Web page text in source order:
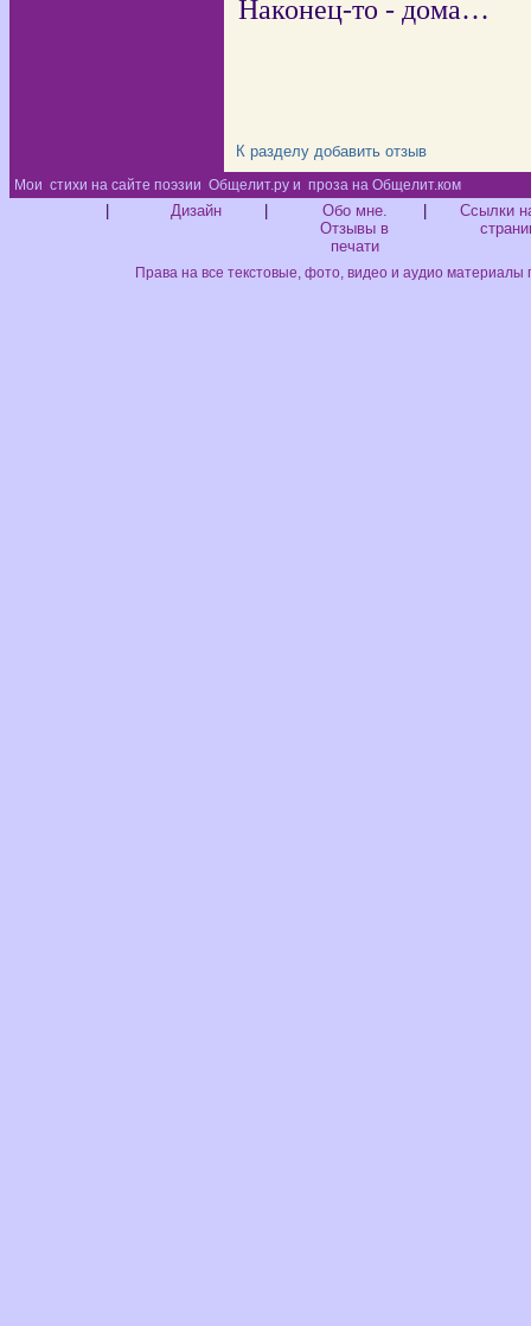
Наконец-то - дома…
К разделу добавить отзыв
Мои стихи на сайте поэзии Общелит.ру и проза на Общелит.ком
Дизайн
Обо мне.
Отзывы в
печати
Ссылки
Права на все текстовые, фото, видео и аудио